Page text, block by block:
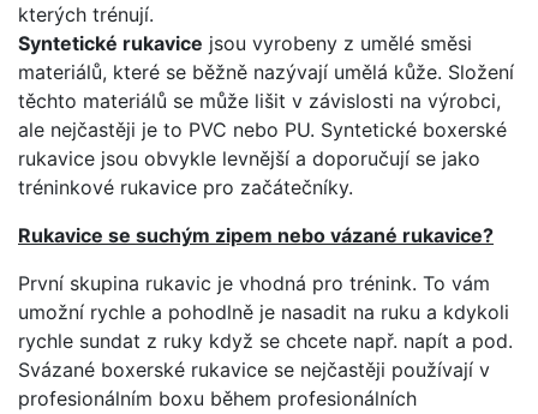
kterých trénují.
Syntetické rukavice jsou vyrobeny z umělé směsi
materiálů, které se běžně nazývají umělá kůže. Složení
těchto materiálů se může lišit v závislosti na výrobci,
ale nejčastěji je to PVC nebo PU. Syntetické boxerské
rukavice jsou obvykle levnější a doporučují se jako
tréninkové rukavice pro začátečníky.
Rukavice se suchým zipem nebo vázané rukavice?
První skupina rukavic je vhodná pro trénink. To vám
umožní rychle a pohodlně je nasadit na ruku a kdykoli
rychle sundat z ruky když se chcete např. napít a pod.
Svázané boxerské rukavice se nejčastěji používají v
profesionálním boxu během profesionálních